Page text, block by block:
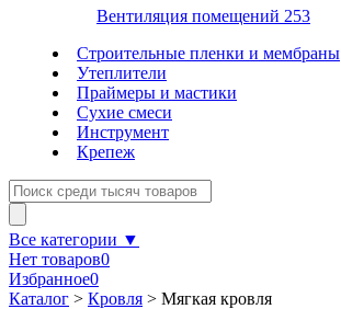
Вентиляция помещений 253
Строительные пленки и мембраны
Утеплители
Праймеры и мастики
Сухие смеси
Инструмент
Крепеж
Все категории ▼
Нет товаров0
Избранное0
Каталог > Кровля > Мягкая кровля